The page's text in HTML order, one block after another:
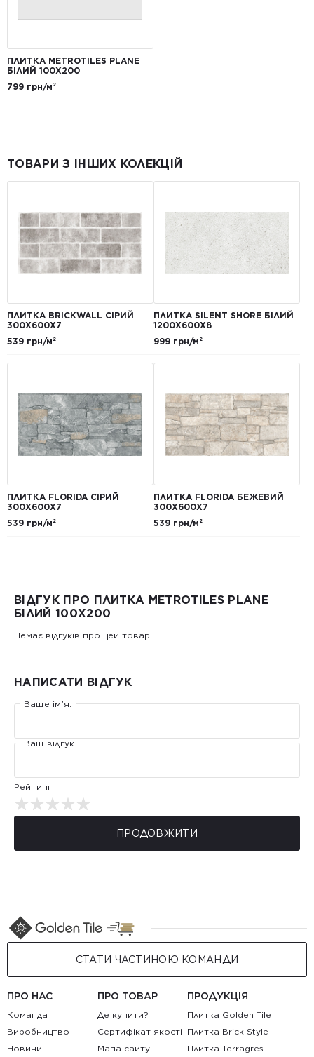
ПЛИТКА METROTILES PLANE
БІЛИЙ 100X200
799 грн/м²
ТОВАРИ З ІНШИХ КОЛЕКЦІЙ
ПЛИТКА BRICKWALL СІРИЙ
300Х600Х7
539 грн/м²
ПЛИТКА SILENT SHORE БІЛИЙ
1200Х600Х8
999 грн/м²
ПЛИТКА FLORIDA СІРИЙ
300Х600Х7
539 грн/м²
ПЛИТКА FLORIDA БЕЖЕВИЙ
300Х600Х7
539 грн/м²
ВІДГУК ПРО ПЛИТКА METROTILES PLANE
БІЛИЙ 100X200
Немає відгуків про цей товар.
НАПИСАТИ ВІДГУК
Ваше ім’я:
Ваш відгук
Рейтинг
ПРОДОВЖИТИ
СТАТИ ЧАСТИНОЮ КОМАНДИ
ПРО НАС
Команда
Виробництво
Новини
ПРО ТОВАР
Де купити?
Сертифікат якості
Мапа сайту
ПРОДУКЦІЯ
Плитка Golden Tile
Плитка Brick Style
Плитка Terragres